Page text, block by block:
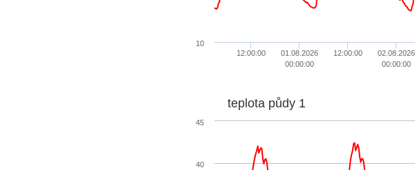
12:00:00
01.08.2026
00:00:00
12:00:00
02.08.2026
00:00:00
10
teplota půdy 1
40
45